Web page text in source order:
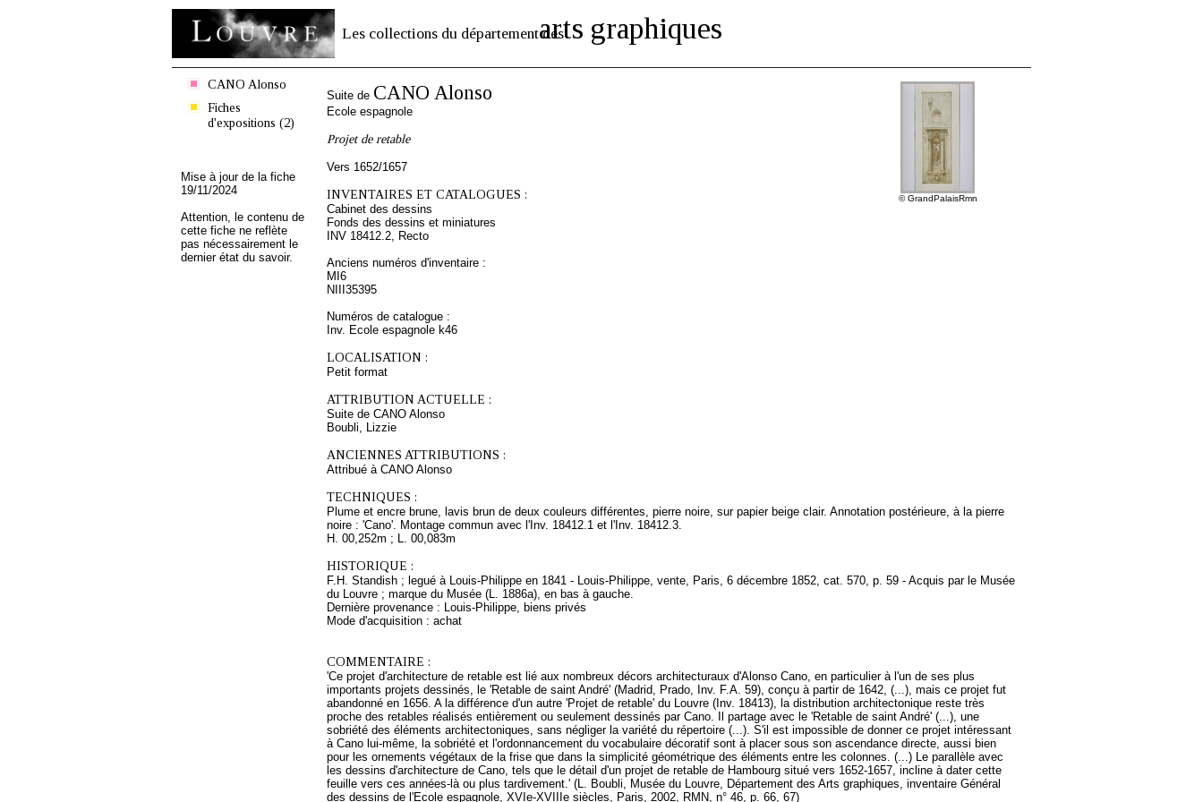
Les collections du département desarts graphiques
CANO Alonso
Fiches
d'expositions (2)
Mise à jour de la fiche
19/11/2024
Attention, le contenu de
cette fiche ne reflète
pas nécessairement le
dernier état du savoir.
© GrandPalaisRmn
Suite de CANO Alonso
Ecole espagnole
Projet de retable
Vers 1652/1657
INVENTAIRES ET CATALOGUES :
Cabinet des dessins
Fonds des dessins et miniatures
INV 18412.2, Recto
Anciens numéros d'inventaire :
MI6
NIII35395
Numéros de catalogue :
Inv. Ecole espagnole k46
LOCALISATION :
Petit format
ATTRIBUTION ACTUELLE :
Suite de CANO Alonso
Boubli, Lizzie
ANCIENNES ATTRIBUTIONS :
Attribué à CANO Alonso
TECHNIQUES :
Plume et encre brune, lavis brun de deux couleurs différentes, pierre noire, sur papier beige clair. Annotation postérieure, à la pierre
noire : 'Cano'. Montage commun avec l'Inv. 18412.1 et l'Inv. 18412.3.
H. 00,252m ; L. 00,083m
HISTORIQUE :
F.H. Standish ; legué à Louis-Philippe en 1841 - Louis-Philippe, vente, Paris, 6 décembre 1852, cat. 570, p. 59 - Acquis par le Musée
du Louvre ; marque du Musée (L. 1886a), en bas à gauche.
Dernière provenance : Louis-Philippe, biens privés
Mode d'acquisition : achat
COMMENTAIRE :
'Ce projet d'architecture de retable est lié aux nombreux décors architecturaux d'Alonso Cano, en particulier à l'un de ses plus
importants projets dessinés, le 'Retable de saint André' (Madrid, Prado, Inv. F.A. 59), conçu à partir de 1642, (...), mais ce projet fut
abandonné en 1656. A la différence d'un autre 'Projet de retable' du Louvre (Inv. 18413), la distribution architectonique reste très
proche des retables réalisés entièrement ou seulement dessinés par Cano. Il partage avec le 'Retable de saint André' (...), une
sobriété des éléments architectoniques, sans négliger la variété du répertoire (...). S'il est impossible de donner ce projet intéressant
à Cano lui-même, la sobriété et l'ordonnancement du vocabulaire décoratif sont à placer sous son ascendance directe, aussi bien
pour les ornements végétaux de la frise que dans la simplicité géométrique des éléments entre les colonnes. (...) Le parallèle avec
les dessins d'architecture de Cano, tels que le détail d'un projet de retable de Hambourg situé vers 1652-1657, incline à dater cette
feuille vers ces années-là ou plus tardivement.' (L. Boubli, Musée du Louvre, Département des Arts graphiques, inventaire Général
des dessins de l'Ecole espagnole, XVIe-XVIIIe siècles, Paris, 2002, RMN, n° 46, p. 66, 67)